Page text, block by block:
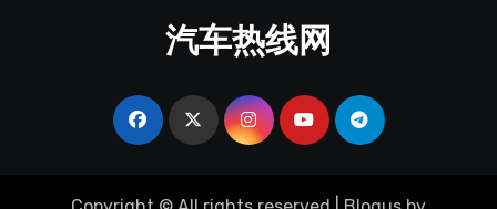
汽车热线网